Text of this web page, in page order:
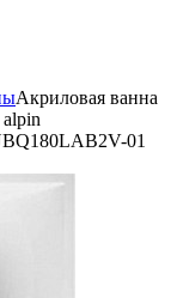
Акриловая ванна
01